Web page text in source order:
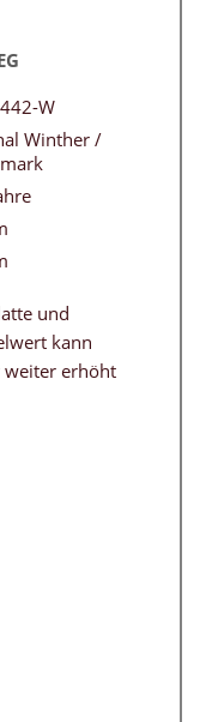
W
Winther /
und
kann
weiter erhöht